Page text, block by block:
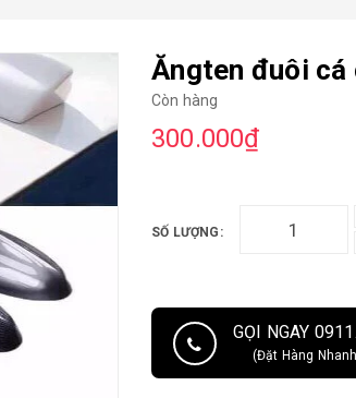
Ăngten đuôi
Còn hàng
300.000₫
SỐ LƯỢNG:
GỌI NGAY
(Đặt Hàng